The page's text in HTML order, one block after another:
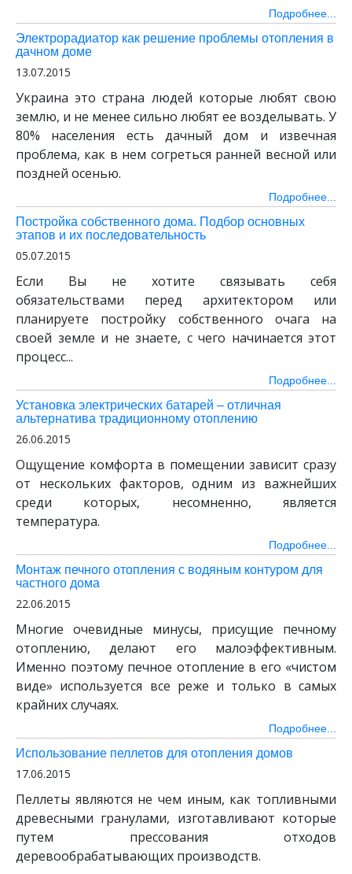
Подробнее...
Электрорадиатор как решение проблемы отопления в
дачном доме
13.07.2015
Украина это страна людей которые любят свою
землю, и не менее сильно любят ее возделывать. У
80% населения есть дачный дом и извечная
проблема, как в нем согреться ранней весной или
поздней осенью.
Подробнее...
Постройка собственного дома. Подбор основных
этапов и их последовательность
05.07.2015
Если Вы не хотите связывать себя
обязательствами перед архитектором или
планируете постройку собственного очага на
своей земле и не знаете, с чего начинается этот
процесс...
Подробнее...
Установка электрических батарей – отличная
альтернатива традиционному отоплению
26.06.2015
Ощущение комфорта в помещении зависит сразу
от нескольких факторов, одним из важнейших
среди которых, несомненно, является
температура.
Подробнее...
Монтаж печного отопления с водяным контуром для
частного дома
22.06.2015
Многие очевидные минусы, присущие печному
отоплению, делают его малоэффективным.
Именно поэтому печное отопление в его «чистом
виде» используется все реже и только в самых
крайних случаях.
Подробнее...
Использование пеллетов для отопления домов
17.06.2015
Пеллеты являются не чем иным, как топливными
древесными гранулами, изготавливают которые
путем прессования отходов
деревообрабатывающих производств.